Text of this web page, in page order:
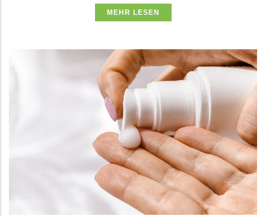
MEHR LESEN